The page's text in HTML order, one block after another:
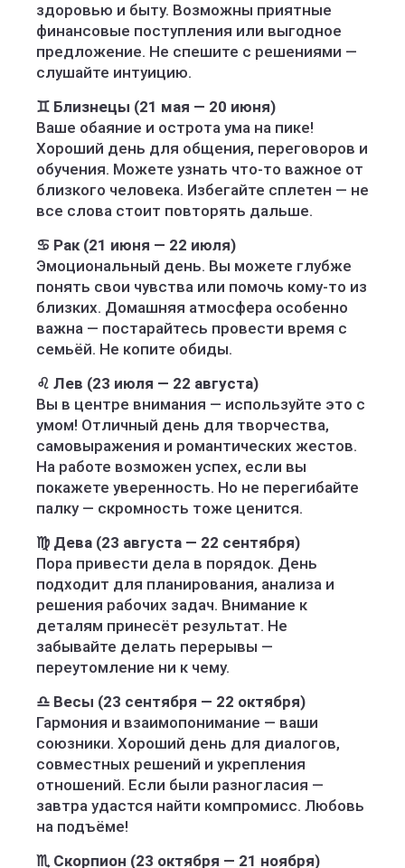
здоровью и быту. Возможны приятные
финансовые поступления или выгодное
предложение. Не спешите с решениями —
слушайте интуицию.
♊ Близнецы (21 мая — 20 июня)
Ваше обаяние и острота ума на пике!
Хороший день для общения, переговоров и
обучения. Можете узнать что-то важное от
близкого человека. Избегайте сплетен — не
все слова стоит повторять дальше.
♋ Рак (21 июня — 22 июля)
Эмоциональный день. Вы можете глубже
понять свои чувства или помочь кому-то из
близких. Домашняя атмосфера особенно
важна — постарайтесь провести время с
семьёй. Не копите обиды.
♌ Лев (23 июля — 22 августа)
Вы в центре внимания — используйте это с
умом! Отличный день для творчества,
самовыражения и романтических жестов.
На работе возможен успех, если вы
покажете уверенность. Но не перегибайте
палку — скромность тоже ценится.
♍ Дева (23 августа — 22 сентября)
Пора привести дела в порядок. День
подходит для планирования, анализа и
решения рабочих задач. Внимание к
деталям принесёт результат. Не
забывайте делать перерывы —
переутомление ни к чему.
♎ Весы (23 сентября — 22 октября)
Гармония и взаимопонимание — ваши
союзники. Хороший день для диалогов,
совместных решений и укрепления
отношений. Если были разногласия —
завтра удастся найти компромисс. Любовь
на подъёме!
♏ Скорпион (23 октября — 21 ноября)